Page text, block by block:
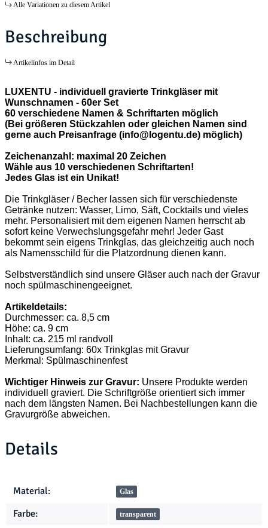
Alle Variationen zu diesem Artikel
Beschreibung
Artikelinfos im Detail
LUXENTU - individuell gravierte Trinkgläser mit
Wunschnamen - 60er Set
60 verschiedene Namen & Schriftarten möglich
(Bei größeren Stückzahlen oder gleichen Namen sind
gerne auch Preisanfrage (info@logentu.de) möglich)
Zeichenanzahl: maximal 20 Zeichen
Wähle aus 10 verschiedenen Schriftarten!
Jedes Glas ist ein Unikat!
Die Trinkgläser / Becher lassen sich für verschiedenste
Getränke nutzen: Wasser, Limo, Säft, Cocktails und vieles
mehr. Personalisiert mit dem eigenen Namen herrscht ab
sofort keine Verwechslungsgefahr mehr! Jeder Gast
bekommt sein eigens Trinkglas, das gleichzeitig auch noch
als Namensschild für die Platzordnung dienen kann.
Selbstverständlich sind unsere Gläser auch nach der Gravur
noch spülmaschinengeeignet.
Artikeldetails:
Durchmesser: ca. 8,5 cm
Höhe: ca. 9 cm
Inhalt: ca. 215 ml randvoll
Lieferungsumfang: 60x Trinkglas mit Gravur
Merkmal: Spülmaschinenfest
Wichtiger Hinweis zur Gravur: Unsere Produkte werden
individuell graviert. Die Schriftgröße orientiert sich immer
nach dem längsten Namen. Bei Nachbestellungen kann die
Gravurgröße abweichen.
Details
Produkteigenschaft
Wert
Material: Glas
Farbe: transparent